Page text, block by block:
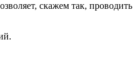
скажем так, проводить